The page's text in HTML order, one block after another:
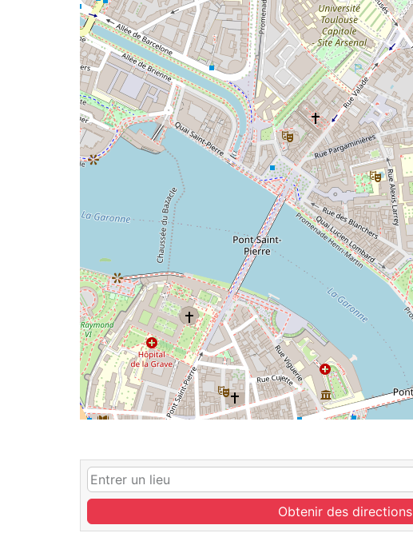
Obtenir des directions